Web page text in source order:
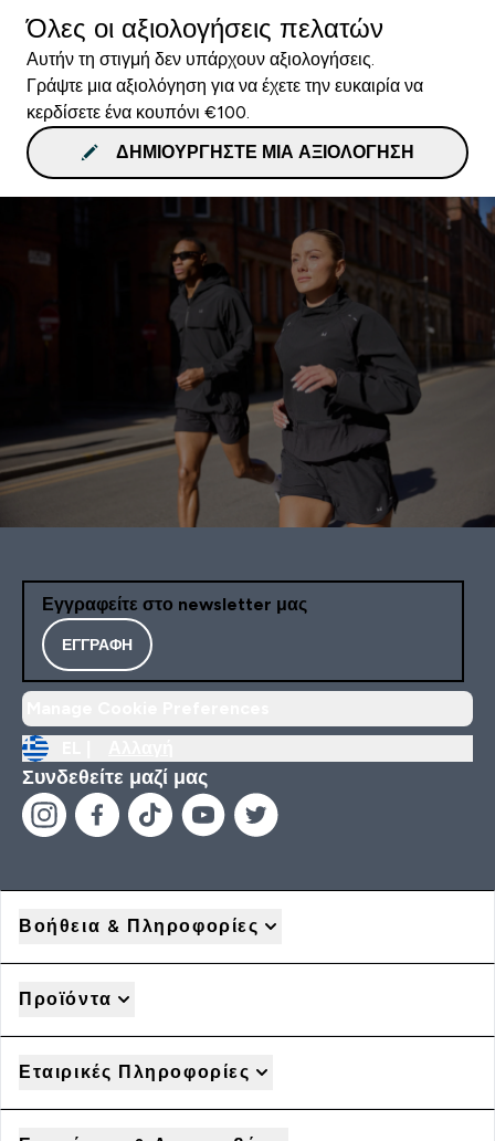
Όλες οι αξιολογήσεις πελατών
Αυτήν τη στιγμή δεν υπάρχουν αξιολογήσεις.
Γράψτε μια αξιολόγηση για να έχετε την ευκαιρία να
κερδίσετε ένα κουπόνι €100.
ΔΗΜΙΟΥΡΓΉΣΤΕ ΜΙΑ ΑΞΙΟΛΌΓΗΣΗ
Εγγραφείτε στο newsletter μας
ΕΓΓΡΑΦΉ
Συνδεθείτε μαζί μας
Βοήθεια & Πληροφορίες
Προϊόντα
Εταιρικές Πληροφορίες